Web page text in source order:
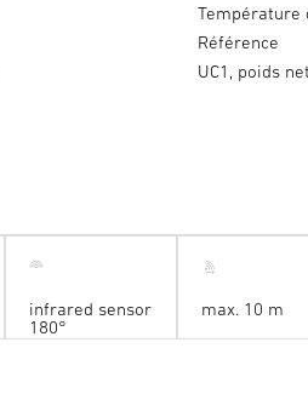
Température
Référence
UC1, poids net
infrared sensor
180°
max. 10 m